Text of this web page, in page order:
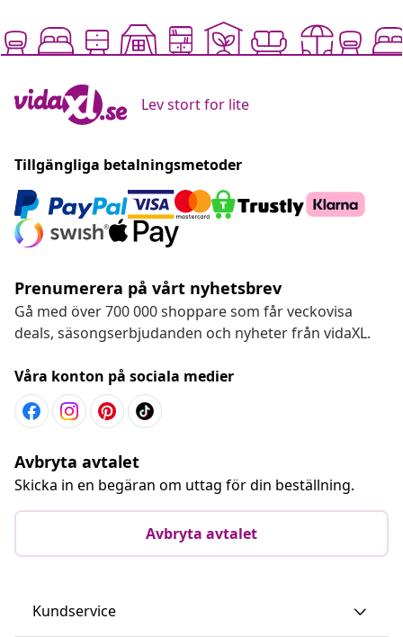
Lev stort for lite
Tillgängliga betalningsmetoder
Prenumerera på vårt nyhetsbrev
Gå med över 700 000 shoppare som får veckovisa
deals, säsongserbjudanden och nyheter från vidaXL.
Våra konton på sociala medier
Avbryta avtalet
Skicka in en begäran om uttag för din beställning.
Avbryta avtalet
Kundservice